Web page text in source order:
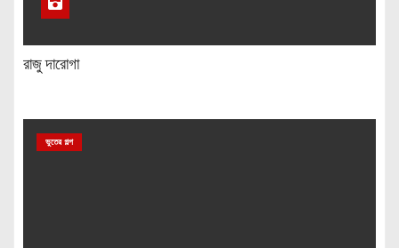
রাজু দারোগা
ভুতের গল্প